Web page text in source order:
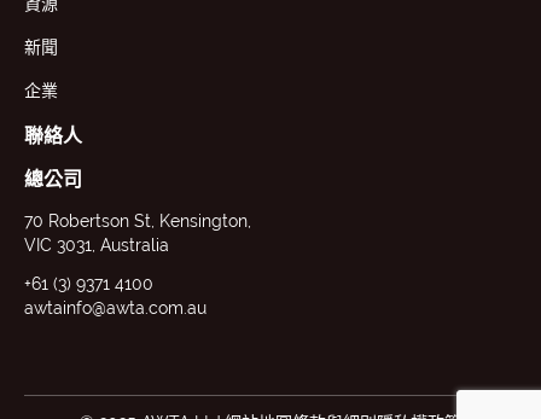
新聞
企業
聯絡人
總公司
70 Robertson St, Kensington,
VIC 3031, Australia
+61 (3) 9371 4100
awtainfo@awta.com.au